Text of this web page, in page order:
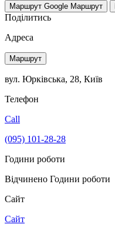
Маршрут Google Маршрут
Поділитись
Адреса
Маршрут
вул. Юрківська, 28, Київ
Телефон
Call
(095) 101-28-28
Години роботи
Відчинено Години роботи
Сайт
Сайт